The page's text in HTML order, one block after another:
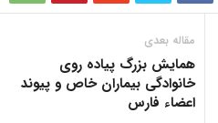
مقاله بعدی
همایش بزرگ پیاده روی
خانوادگی بیماران خاص و پیوند
اعضاء فارس